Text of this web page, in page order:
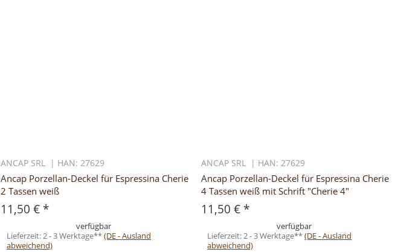
ANCAP SRL | HAN: 27629
Ancap Porzellan-Deckel für Espressina Cherie
2 Tassen weiß
11,50 € *
verfügbar
Lieferzeit:2 - 3 Werktage**(DE - Ausland
abweichend)
ANCAP SRL | HAN: 27629
Ancap Porzellan-Deckel für Espressina Cherie
4 Tassen weiß mit Schrift "Cherie 4"
11,50 € *
verfügbar
Lieferzeit:2 - 3 Werktage**(DE - Ausland
abweichend)